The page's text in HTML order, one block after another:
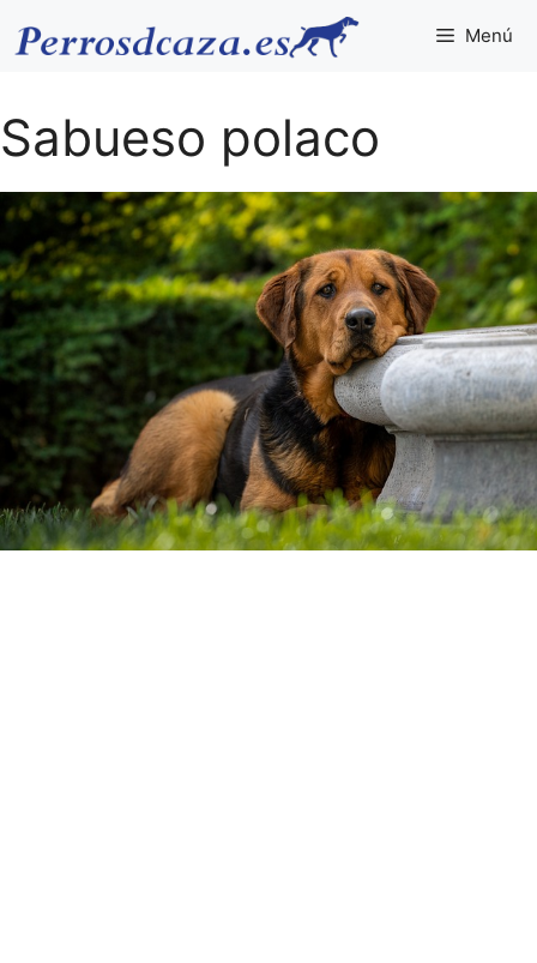
Menú
Sabueso polaco